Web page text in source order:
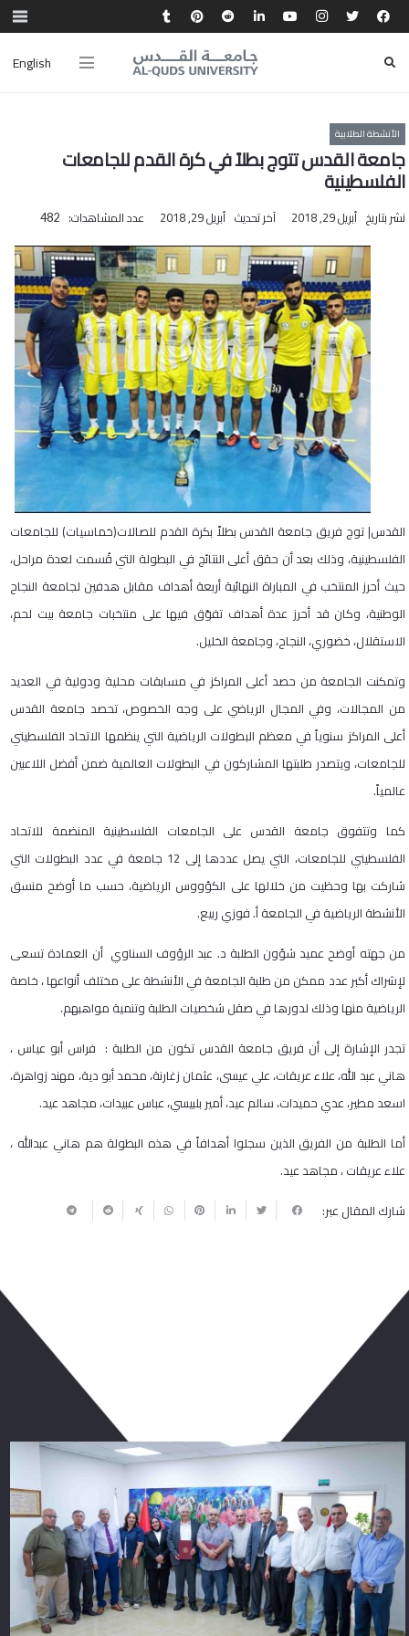
English
الأنشطة الطلابية
جامعة القدس تتوج بطلاً في كرة القدم للجامعات
الفلسطينية
نشر بتاريخ أبريل 29, 2018 آخر تحديث أبريل 29, 2018 عدد المشاهدات: 482
القدس| توج فريق جامعة القدس بطلاً بكرة القدم للصالات(خماسيات) للجامعات
الفلسطينية، وذلك بعد أن حقق أعلى النتائج في البطولة التي قُسمت لعدة مراحل،
حيث أحرز المنتخب في المباراة النهائية أربعة أهداف مقابل هدفين لجامعة النجاح
الوطنية، وكان قد أحرز عدة أهداف تفوّق فيها على منتخبات جامعة بيت لحم،
الاستقلال، خضوري، النجاح، وجامعة الخليل.
وتمكنت الجامعة من حصد أعلى المراكز في مسابقات محلية ودولية في العديد
من المجالات، وفي المجال الرياضي على وجه الخصوص، تحصد جامعة القدس
أعلى المراكز سنوياً في معظم البطولات الرياضية التي ينظمها الاتحاد الفلسطيني
للجامعات، ويتصدر طلبتها المشاركون في البطولات العالمية ضمن أفضل اللاعبين
عالمياً.
كما وتتفوق جامعة القدس على الجامعات الفلسطينية المنضمة للاتحاد
الفلسطيني للجامعات، التي يصل عددها إلى 12 جامعة في عدد البطولات التي
شاركت بها وحظيت من خلالها على الكؤووس الرياضية، حسب ما أوضح منسق
الأنشطة الرياضية في الجامعة أ. فوزي ربيع.
من جهته أوضح عميد شؤون الطلبة د. عبد الرؤوف السناوي أن العمادة تسعى
لإشراك أكبر عدد ممكن من طلبة الجامعة في الأنشطة على مختلف أنواعها ، خاصة
الرياضية منها وذلك لدورها في صقل شخصيات الطلبة وتنمية مواهبهم.
تجدر الإشارة إلى أن فريق جامعة القدس تكون من الطلبة : فراس أبو عياس ،
هاني عبد الله، علاء عريقات، علي عيسى، عثمان زغارنة، محمد أبو دية، مهند زواهرة،
اسعد مطير، عدي حميدات، سالم عيد، أمير بلبيسي، عباس عبيدات، مجاهد عيد.
أما الطلبة من الفريق الذين سجلوا أهدافاً في هذه البطولة هم هاني عبدالله ،
علاء عريقات ، مجاهد عيد.
شارك المقال عبر: